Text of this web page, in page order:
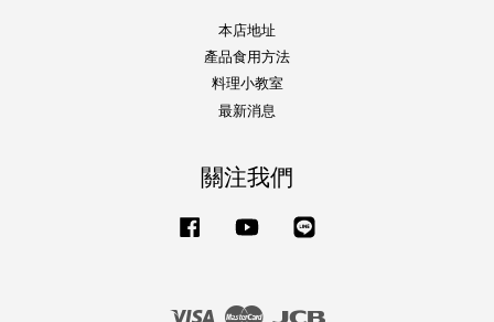
本店地址
產品食用方法
料理小教室
最新消息
關注我們
Facebook YouTube
Visa Master